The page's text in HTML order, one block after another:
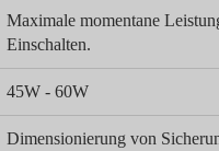
Maximale momentane
Einschalten.
45W - 60W
Dimensionierung von